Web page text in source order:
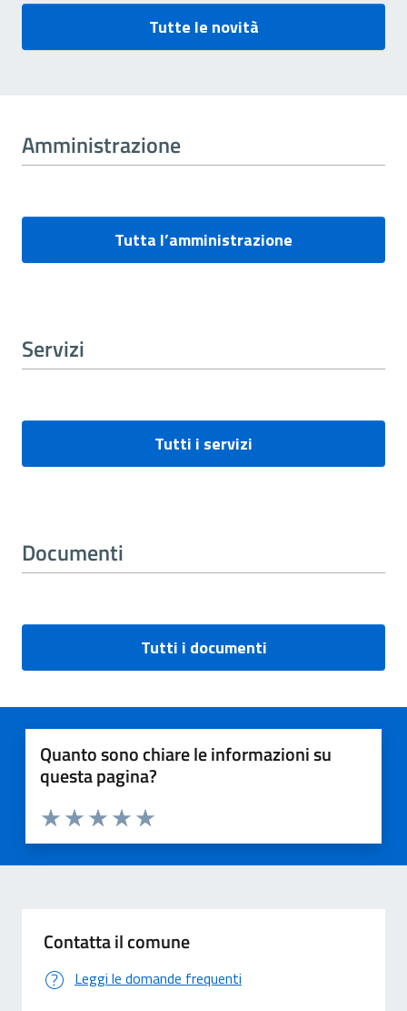
Tutte le novità
Amministrazione
Tutta l’amministrazione
Servizi
Tutti i servizi
Documenti
Tutti i documenti
Quanto sono chiare le informazioni su
questa pagina?
Valuta 5 stelle su 5
Valuta 4 stelle su 5
Valuta 3 stelle su 5
Valuta 2 stelle su 5
Valuta 1 stelle su 5
Contatta il comune
Leggi le domande frequenti